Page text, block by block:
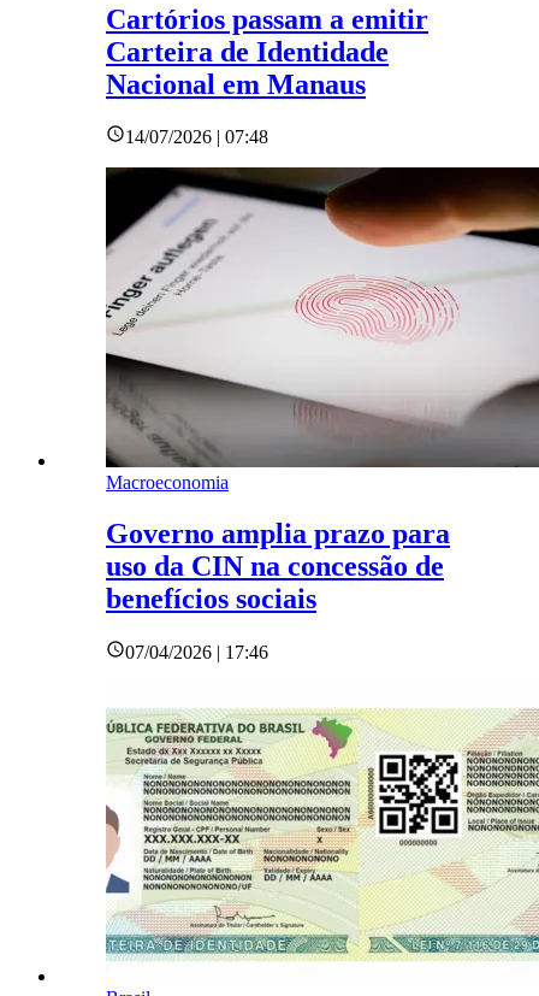
Cartórios passam a emitir
Carteira de Identidade
Nacional em Manaus
14/07/2026 | 07:48
Macroeconomia
Governo amplia prazo para
uso da CIN na concessão de
benefícios sociais
07/04/2026 | 17:46